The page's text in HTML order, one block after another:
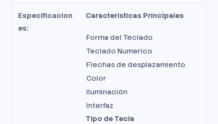
Especificacion
es:
Características Principales
Forma del Teclado
Teclado Numerico
Flechas de desplazamiento
Color
Iluminación
Interfaz
Tipo de Tecla